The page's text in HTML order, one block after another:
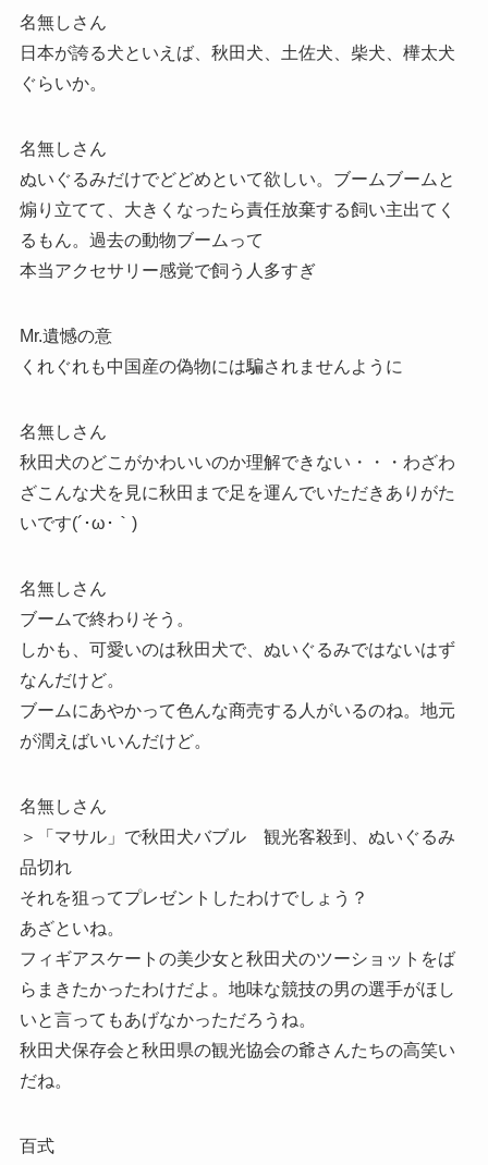
名無しさん
日本が誇る犬といえば、秋田犬、土佐犬、柴犬、樺太犬
ぐらいか。
名無しさん
ぬいぐるみだけでどどめといて欲しい。ブームブームと
煽り立てて、大きくなったら責任放棄する飼い主出てく
るもん。過去の動物ブームって
本当アクセサリー感覚で飼う人多すぎ
Mr.遺憾の意
くれぐれも中国産の偽物には騙されませんように
名無しさん
秋田犬のどこがかわいいのか理解できない・・・わざわ
ざこんな犬を見に秋田まで足を運んでいただきありがた
いです(´･ω･｀)
名無しさん
ブームで終わりそう。
しかも、可愛いのは秋田犬で、ぬいぐるみではないはず
なんだけど。
ブームにあやかって色んな商売する人がいるのね。地元
が潤えばいいんだけど。
名無しさん
＞「マサル」で秋田犬バブル 観光客殺到、ぬいぐるみ
品切れ
それを狙ってプレゼントしたわけでしょう？
あざといね。
フィギアスケートの美少女と秋田犬のツーショットをば
らまきたかったわけだよ。地味な競技の男の選手がほし
いと言ってもあげなかっただろうね。
秋田犬保存会と秋田県の観光協会の爺さんたちの高笑い
だね。
百式